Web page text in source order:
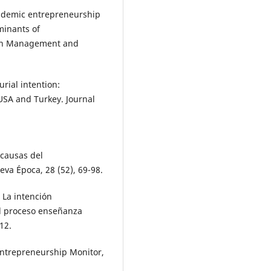
entrepreneurship
of
Management and
intention:
and Turkey. Journal
del
Época, 28 (52), 69-98.
La intención
enseñanza
Monitor,